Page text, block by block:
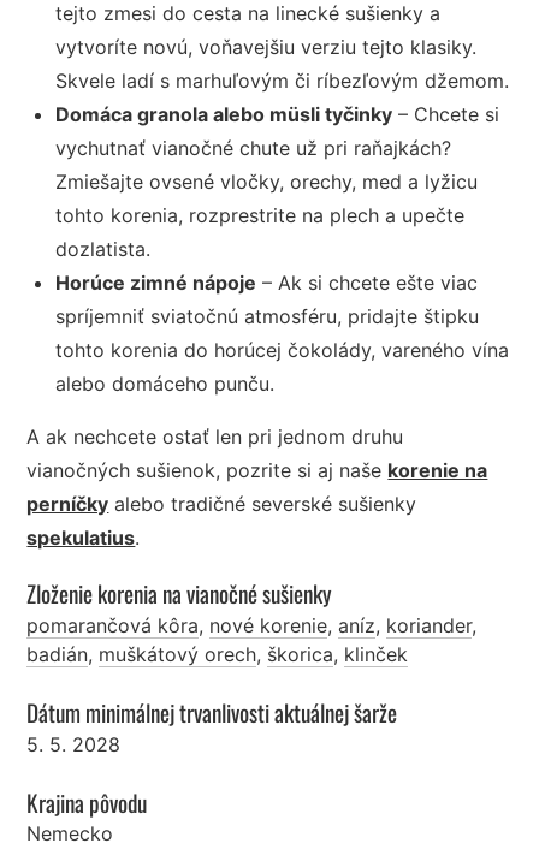
tejto zmesi do cesta na linecké sušienky a
vytvoríte novú, voňavejšiu verziu tejto klasiky.
Skvele ladí s marhuľovým či ríbezľovým džemom.
Domáca granola alebo müsli tyčinky – Chcete si
vychutnať vianočné chute už pri raňajkách?
Zmiešajte ovsené vločky, orechy, med a lyžicu
tohto korenia, rozprestrite na plech a upečte
dozlatista.
Horúce zimné nápoje – Ak si chcete ešte viac
spríjemniť sviatočnú atmosféru, pridajte štipku
tohto korenia do horúcej čokolády, vareného vína
alebo domáceho punču.
A ak nechcete ostať len pri jednom druhu
vianočných sušienok, pozrite si aj naše korenie na
perníčky alebo tradičné severské sušienky
spekulatius.
Zloženie korenia na vianočné sušienky
pomarančová kôra, nové korenie,aníz, koriander,
badián, muškátový orech, škorica, klinček
Dátum minimálnej trvanlivosti aktuálnej šarže
5. 5. 2028
Krajina pôvodu
Nemecko